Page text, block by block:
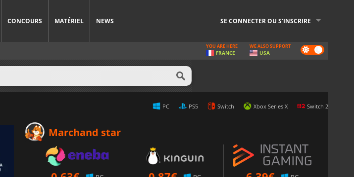
CONCOURS MATÉRIEL NEWS SE CONNECTER OU S'INSCRIRE
Dark
mode
YOU ARE HERE
FRANCE
WE ALSO SUPPORT
USA
PC PS5 Switch Xbox Series X Switch 2
Marchand star